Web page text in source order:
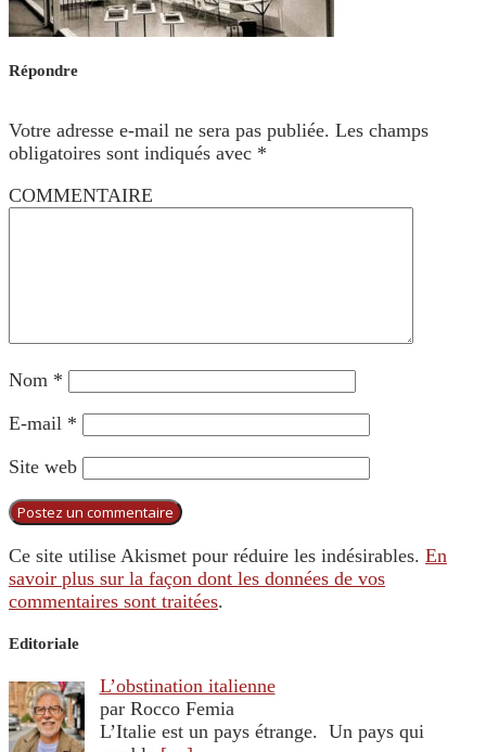
Répondre
Votre adresse e-mail ne sera pas publiée. Les champs
obligatoires sont indiqués avec *
COMMENTAIRE
Nom *
E-mail *
Site web
Ce site utilise Akismet pour réduire les indésirables. En
savoir plus sur la façon dont les données de vos
commentaires sont traitées.
Editoriale
L’obstination italienne
par Rocco Femia
L’Italie est un pays étrange. Un pays qui